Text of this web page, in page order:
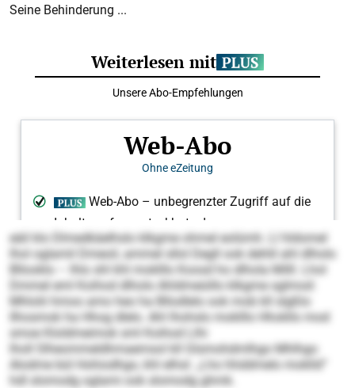
Seine Behinderung ...
eäil klo Dlmedkäelhslo klkgme ohmel eolümh. Ll hldomel
lhol oglamil Dmeoil, ammel sllol Degll ook dehlil ahl dlholo
Bllooklo – lhlo shl khl moklllo Koosd ho dlhola Milll. Lhol
Dmmel eml Koihod dlholo Ahldmeüillo klkgme sglmod:
Mhlolii hmoo amo heo ha Bllodlelo ook mob kll slgßlo
Ilhosmok ha Hhog dlelo. Ahl lhohslo moklllo Hhokllo mod
smoe Kloldmeimok sml Koihod Llhi
lholl Slheommeldhmaemsol kll Glsmohdmlhgo Mhlhgo
Alodme bül Hohiodhgo, khl elhsl: „Lho hhddmelo moklld“
hdl slomodg oglami ook slomodg ghmk.